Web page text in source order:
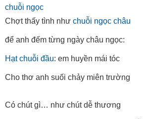
chuỗi ngọc
Chợt thấy tình như chuỗi ngọc châu
để anh đếm từng ngày châu ngọc:
Hạt chuỗi đầu: em huyền mái tóc
Cho thơ anh suối chảy miên trường
Có chút gì… như chút dễ thương